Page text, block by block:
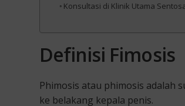
Konsultasi di Klinik Utama
Definisi Fimosis
Phimosis atau phimosis adalah
ke belakang kepala penis.